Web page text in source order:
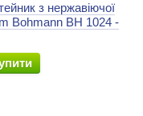
з нержавіючої
Bohmann BH 1024 -